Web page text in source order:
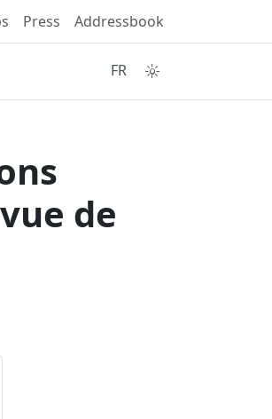
Press Addressbook
FR
de